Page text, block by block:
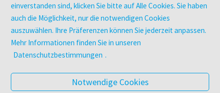
UNTERNEHMEN
Über facultas
facultas Kooperationen
Arbeiten bei facultas
Datenschutz & Cookies
AGB
einverstanden sind, klicken Sie bitte auf Alle Cookies. Sie haben
auch die Möglichkeit, nur die notwendigen Cookies
auszuwählen. Ihre Präferenzen können Sie jederzeit anpassen.
Mehr Informationen finden Sie in unseren
Datenschutzbestimmungen .
Notwendige Cookies